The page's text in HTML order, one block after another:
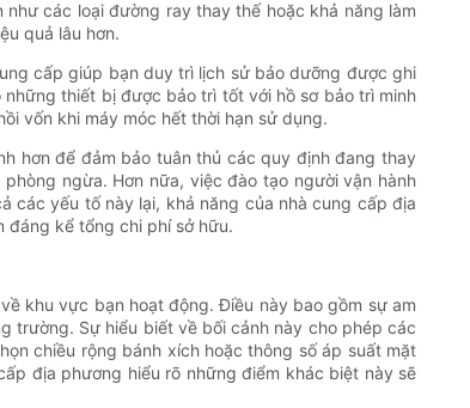
các loại đường ray thay thế hoặc khả năng làm
quả lâu hơn.
cấp giúp bạn duy trì lịch sử bảo dưỡng được ghi
thiết bị được bảo trì tốt với hồ sơ bảo trì minh
vốn khi máy móc hết thời hạn sử dụng.
hơn để đảm bảo tuân thủ các quy định đang thay
ngừa. Hơn nữa, việc đào tạo người vận hành
các yếu tố này lại, khả năng của nhà cung cấp địa
đáng kể tổng chi phí sở hữu.
khu vực bạn hoạt động. Điều này bao gồm sự am
trường. Sự hiểu biết về bối cảnh này cho phép các
chiều rộng bánh xích hoặc thông số áp suất mặt
địa phương hiểu rõ những điểm khác biệt này sẽ